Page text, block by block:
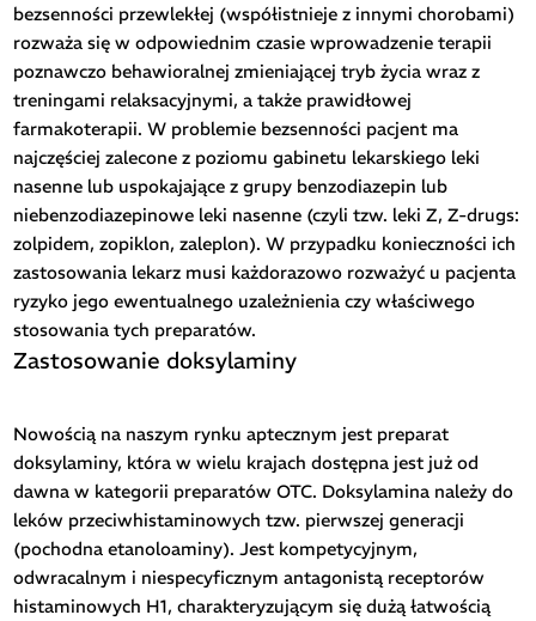
bezsenności przewlekłej (współistnieje z innymi chorobami)
rozważa się w odpowiednim czasie wprowadzenie terapii
poznawczo behawioralnej zmieniającej tryb życia wraz z
treningami relaksacyjnymi, a także prawidłowej
farmakoterapii. W problemie bezsenności pacjent ma
najczęściej zalecone z poziomu gabinetu lekarskiego leki
nasenne lub uspokajające z grupy benzodiazepin lub
niebenzodiazepinowe leki nasenne (czyli tzw. leki Z, Z-drugs:
zolpidem, zopiklon, zaleplon). W przypadku konieczności ich
zastosowania lekarz musi każdorazowo rozważyć u pacjenta
ryzyko jego ewentualnego uzależnienia czy właściwego
stosowania tych preparatów.
Zastosowanie doksylaminy
Nowością na naszym rynku aptecznym jest preparat
doksylaminy, która w wielu krajach dostępna jest już od
dawna w kategorii preparatów OTC. Doksylamina należy do
leków przeciwhistaminowych tzw. pierwszej generacji
(pochodna etanoloaminy). Jest kompetycyjnym,
odwracalnym i niespecyficznym antagonistą receptorów
histaminowych H1, charakteryzującym się dużą łatwością